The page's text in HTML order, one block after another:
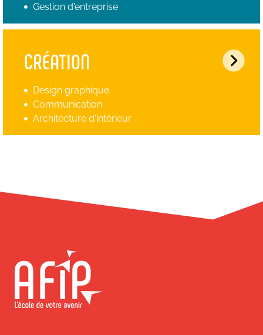
Gestion d'entreprise
CRÉATION
Design graphique
Communication
Architecture d'intérieur